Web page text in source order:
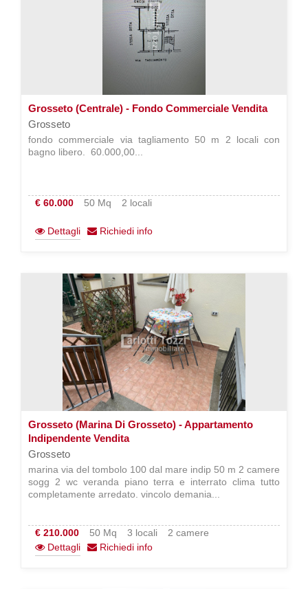
Grosseto (Centrale) - Fondo Commerciale Vendita
Grosseto
fondo commerciale via tagliamento 50 m 2 locali con
bagno libero.  60.000,00...
€ 60.000 50 Mq 2 locali
Dettagli Richiedi info
Grosseto (Marina Di Grosseto) - Appartamento
Indipendente Vendita
Grosseto
marina via del tombolo 100 dal mare indip 50 m 2 camere
sogg 2 wc veranda piano terra e interrato clima tutto
completamente arredato. vincolo demania...
€ 210.000 50 Mq 3 locali
2 camere
Dettagli
Richiedi info